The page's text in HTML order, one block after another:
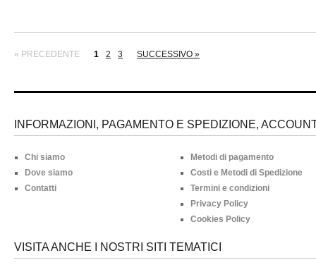
« PRECEDENTE 1 2 3 SUCCESSIVO »
INFORMAZIONI, PAGAMENTO E SPEDIZIONE,
Chi siamo
Dove siamo
Contatti
Metodi di pagamento
Costi e Metodi di Spedizione
Termini e condizioni
Privacy Policy
Cookies Policy
VISITA ANCHE I NOSTRI SITI TEMATICI